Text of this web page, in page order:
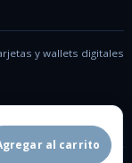
al carrito
y wallets digitales